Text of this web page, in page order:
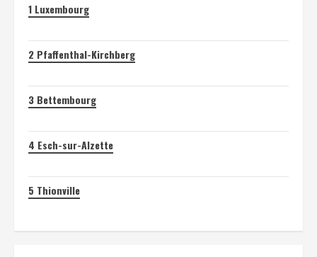
1 Luxembourg
2 Pfaffenthal-Kirchberg
3 Bettembourg
4 Esch-sur-Alzette
5 Thionville